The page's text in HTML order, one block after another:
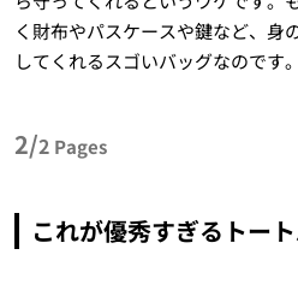
く財布やパスケースや鍵など、身
してくれるスゴいバッグなのです。
2/2 Pages
これが優秀すぎるトー